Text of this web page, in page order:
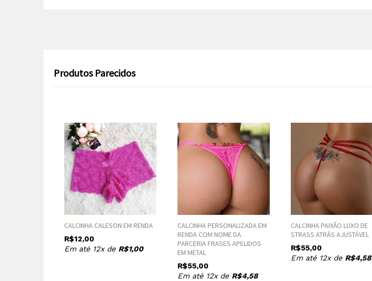
Produtos Parecidos
CALCINHA CALESON EM RENDA
R$12,00
Em até 12x de R$1,00
CALCINHA PERSONALIZADA EM
RENDA COM NOME DA
PARCERIA FRASES APELIDOS
EM METAL
R$55,00
Em até 12x de R$4,58
CALCINHA PAIXÃO LUXO DE
STRASS ATRÁS AJUSTÁVEL
R$55,00
Em até 12x de R$4,58